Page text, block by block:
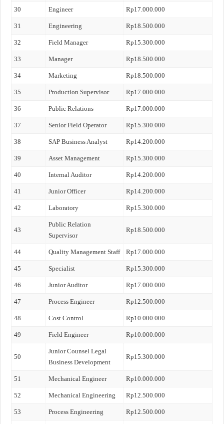
30 Engineer Rp17.000.000
31 Engineering Rp18.500.000
32 Field Manager Rp15.300.000
33 Manager Rp18.500.000
34 Marketing Rp18.500.000
35 Production Supervisor Rp17.000.000
36 Public Relations Rp17.000.000
37 Senior Field Operator Rp15.300.000
38 SAP Business Analyst Rp14.200.000
39 Asset Management Rp15.300.000
40 Internal Auditor Rp14.200.000
41 Junior Officer Rp14.200.000
42 Laboratory Rp15.300.000
43
Public Relation
Supervisor
Rp18.500.000
44 Quality Management Staff Rp17.000.000
45 Specialist Rp15.300.000
46 Junior Auditor Rp17.000.000
47 Process Engineer Rp12.500.000
48 Cost Control Rp10.000.000
49 Field Engineer Rp10.000.000
50
Junior Counsel Legal
Business Development
Rp15.300.000
51 Mechanical Engineer Rp10.000.000
52 Mechanical Engineering Rp12.500.000
53 Process Engineering Rp12.500.000